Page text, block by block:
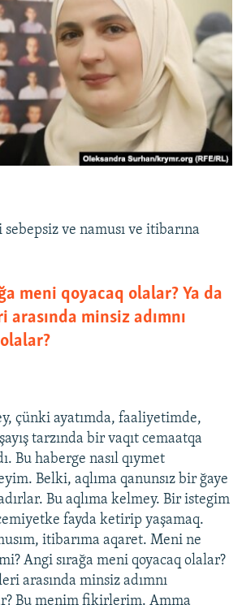
ve namusı ve itibarına
meni qoyacaq olalar? Ya da
arasında minsiz adımnı
çünki ayatımda, faaliyetimde,
tarzında bir vaqıt cemaatqa
Bu haberge nasıl qıymet
Belki, aqlıma qanunsız bir ğaye
Bu aqlıma kelmey. Bir istegim
fayda ketirip yaşamaq.
itibarıma aqaret. Meni ne
Angi sırağa meni qoyacaq olalar?
arasında minsiz adımnı
Bu menim fikirlerim. Amma